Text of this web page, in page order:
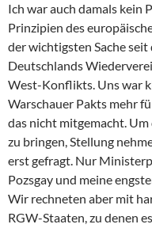
Ich war auch damals kein
Prinzipien des
der wichtigsten Sache
Deutschlands
West-Konflikts. Uns war
Warschauer Pakts mehr
das nicht mitgemacht.
zu bringen, Stellung
erst gefragt. Nur
Pozsgay und meine
Wir rechneten aber mit
RGW-Staaten, zu denen